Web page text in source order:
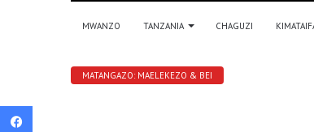
MWANZO TANZANIA CHAGUZI
MATANGAZO: MAELEKEZO & BEI